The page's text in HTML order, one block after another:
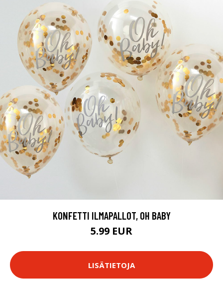
KONFETTI ILMAPALLOT, OH BABY
5.99 EUR
LISÄTIETOJA